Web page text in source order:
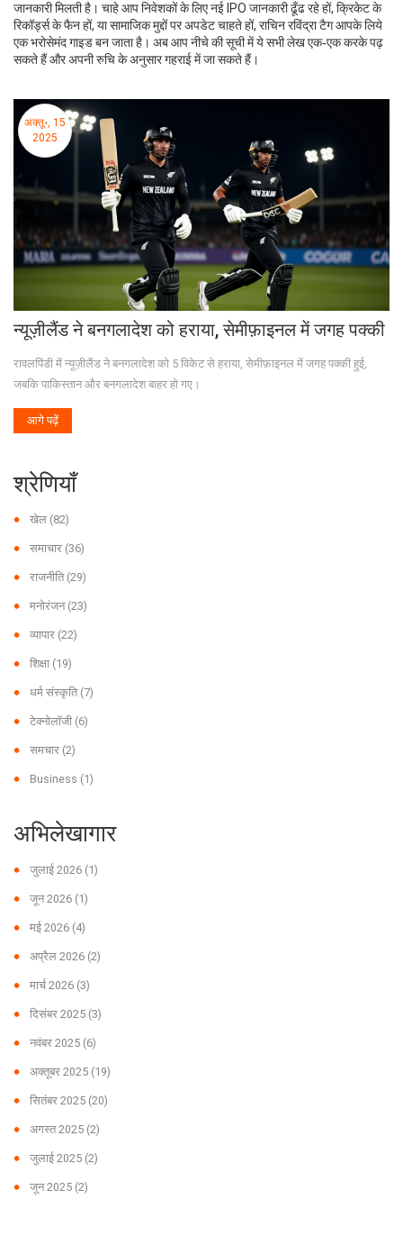
जानकारी मिलती है। चाहे आप निवेशकों के लिए नई IPO जानकारी ढूँढ रहे हों, क्रिकेट के
रिकॉर्ड्स के फैन हों, या सामाजिक मुद्दों पर अपडेट चाहते हों, राचिन रविंद्रा टैग आपके लिये
एक भरोसेमंद गाइड बन जाता है। अब आप नीचे की सूची में ये सभी लेख एक‑एक करके पढ़
सकते हैं और अपनी रुचि के अनुसार गहराई में जा सकते हैं।
अक्तू॰, 15
2025
न्यूज़ीलैंड ने बनगलादेश को हराया, सेमीफ़ाइनल में जगह पक्की
रावलपिंडी में न्यूज़ीलैंड ने बनगलादेश को 5 विकेट से हराया, सेमीफ़ाइनल में जगह पक्की हुई,
जबकि पाकिस्तान और बनगलादेश बाहर हो गए।
आगे पढ़ें
श्रेणियाँ
खेल (82)
समाचार (36)
राजनीति (29)
मनोरंजन (23)
व्यापार (22)
शिक्षा (19)
धर्म संस्कृति (7)
टेक्नोलॉजी (6)
समचार (2)
Business (1)
अभिलेखागार
जुलाई 2026 (1)
जून 2026 (1)
मई 2026 (4)
अप्रैल 2026 (2)
मार्च 2026 (3)
दिसंबर 2025 (3)
नवंबर 2025 (6)
अक्तूबर 2025 (19)
सितंबर 2025 (20)
अगस्त 2025 (2)
जुलाई 2025 (2)
जून 2025 (2)